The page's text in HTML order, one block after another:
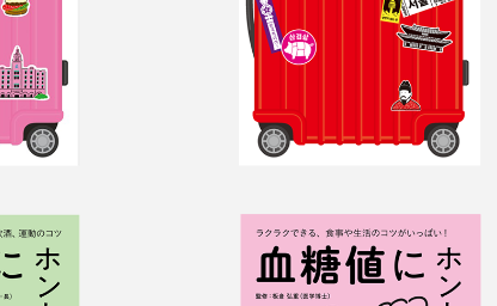
にい 血糖値にホントにい
いこと帳